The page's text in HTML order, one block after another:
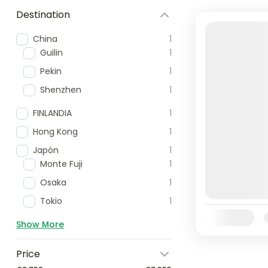
Destination
China
1
Guilin
1
Pekin
1
Shenzhen
1
FINLANDIA
1
Hong Kong
1
Japón
1
Monte Fuji
1
Osaka
1
Tokio
1
Show More
Price
Availability: